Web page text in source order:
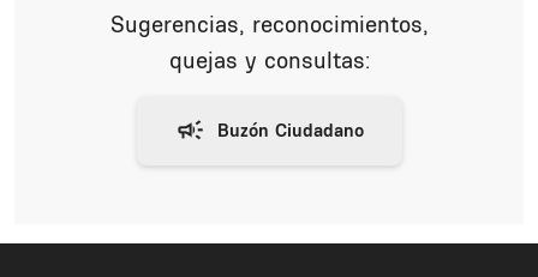
Sugerencias, reconocimientos,
quejas y consultas: